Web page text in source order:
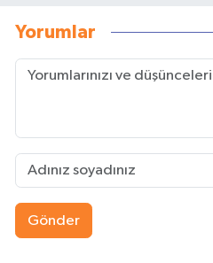
Yorumlar
Gönder